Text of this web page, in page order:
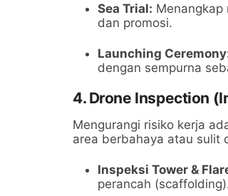
Sea Trial:
dan promosi.
Launching
dengan sempurna
4. Drone Inspection
Mengurangi risiko kerja
area berbahaya atau sulit
Inspeksi Tower &
perancah